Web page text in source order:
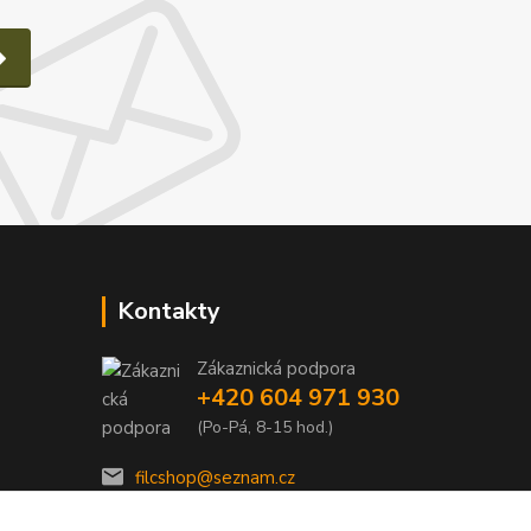
Kontakty
Zákaznická podpora
+420 604 971 930
(Po-Pá, 8-15 hod.)
filcshop@seznam.cz